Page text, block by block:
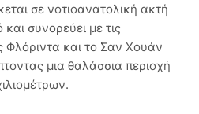
σε νοτιοανατολική ακτή
συνορεύει με τις
Φλόριντα και το Σαν Χουάν
μια θαλάσσια περιοχή